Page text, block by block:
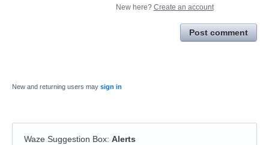
New here? Create an account
Post comment
New and returning users may sign in
Waze Suggestion Box: Alerts